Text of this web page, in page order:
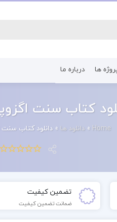
کتاب رشته اقتصاد
ها درباره ما
کتاب سنت
Home
» دانلود ها »دانلود کتاب سنت
تضمین کیفیت
ضمانت تضمین کیفیت